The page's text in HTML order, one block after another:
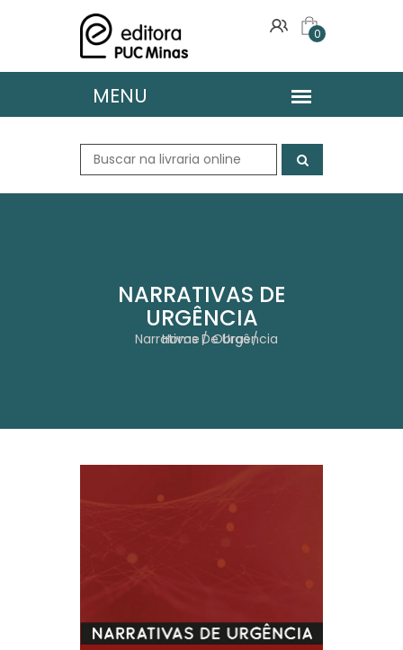
0
NARRATIVAS DE
URGÊNCIA
Home Obras
Narrativas De Urgência